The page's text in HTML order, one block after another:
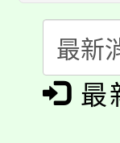
會
115
程
「
場
8/最